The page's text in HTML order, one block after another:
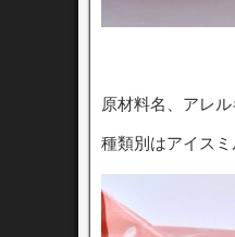
原材料名、アレ
種類別はアイスミ